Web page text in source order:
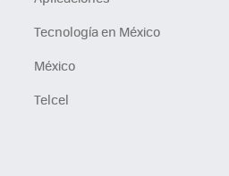
Tecnología en México
México
Telcel